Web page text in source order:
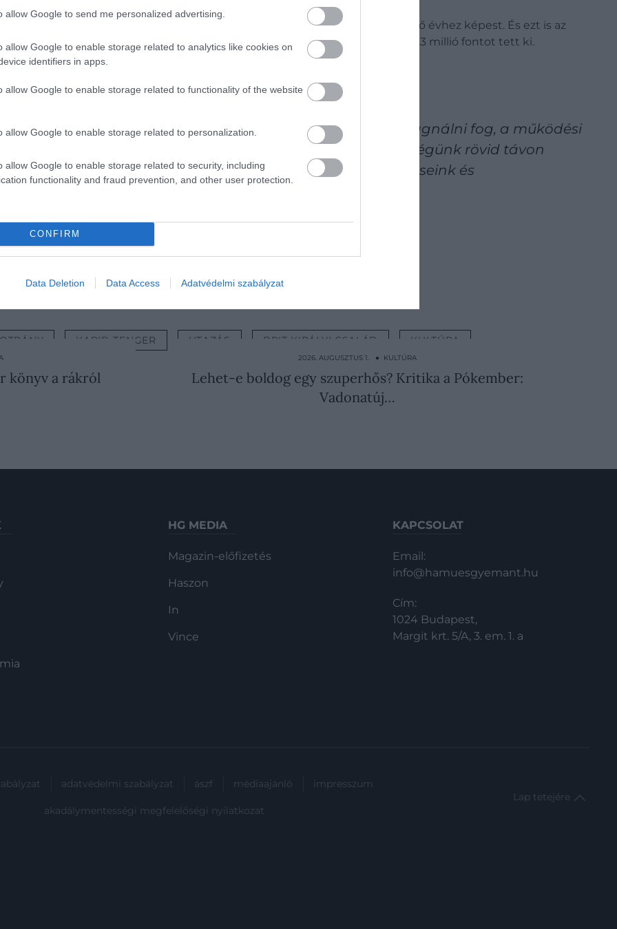
allow Google to send me personalized advertising.
allow Google to enable storage related to analytics like cookies on
identifiers in apps.
allow Google to enable storage related to functionality of the website
allow Google to enable storage related to personalization.
allow Google to enable storage related to security, including
functionality and fraud prevention, and other user protection.
CONFIRM
Data Deletion Data Access Adatvédelmi szabályzat
idő alatt 4,5 millió fontot tett ki, ami 1,3 millió font növekedést jelent az előző évhez képest. És ezt is az
A beszámolóból az is kiderül, hogy a finanszírozott támogatás 86,3 millió fontot tett ki.
támogatás a következő néhány évben valószínűleg stagnálni fog, a működési
nyomás és a kiegészítő bevételek növelésére való képességünk rövid távon
is teljesíteni fogjuk a terveinket, és saját erőfeszítéseink és
fogjuk ezeket a hatásokat.
királyi körút, amely 138 ezer fontba került.
KARIB-TENGER UTAZÁS BRIT KIRÁLYI CSALÁD KULTÚRA
könyv a rákról
2026. AUGUSZTUS 1. ● KULTÚRA
Lehet-e boldog egy szuperhős? Kritika a Pókember:
Vadonatúj…
HG MEDIA
Magazin-előfizetés
Haszon
In
Vince
KAPCSOLAT
Email:
info@hamuesgyemant.hu
Cím:
1024 Budapest,
Margit krt. 5/A, 3. em. 1. a
adatvédelmi szabályzat ászf médiaajánló impresszum
akadálymentességi megfelelőségi nyilatkozat
Lap tetejére